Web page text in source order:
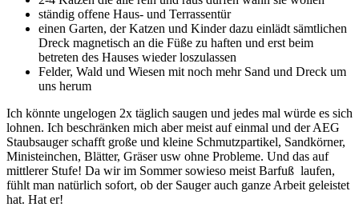
ständig offene Haus- und Terrassentür
einen Garten, der Katzen und Kinder dazu einlädt sämtlichen
Dreck magnetisch an die Füße zu haften und erst beim
betreten des Hauses wieder loszulassen
Felder, Wald und Wiesen mit noch mehr Sand und Dreck um
uns herum
Ich könnte ungelogen 2x täglich saugen und jedes mal würde es sich
lohnen. Ich beschränken mich aber meist auf einmal und der AEG
Staubsauger schafft große und kleine Schmutzpartikel, Sandkörner,
Ministeinchen, Blätter, Gräser usw ohne Probleme. Und das auf
mittlerer Stufe! Da wir im Sommer sowieso meist Barfuß laufen,
fühlt man natürlich sofort, ob der Sauger auch ganze Arbeit geleistet
hat. Hat er!